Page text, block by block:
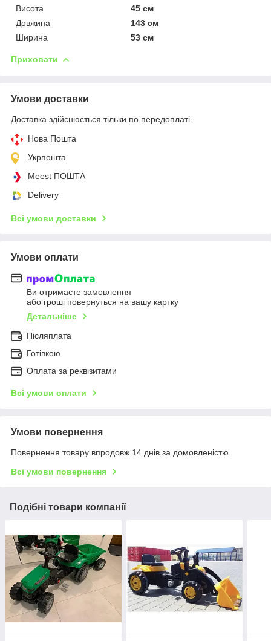
Висота
45 см
Довжина
143 см
Ширина
53 см
Приховати
Умови доставки
Доставка здійснюється тільки по передоплаті.
Нова Пошта
Укрпошта
Meest ПОШТА
Delivery
Всі умови доставки
Умови оплати
Ви отримаєте замовлення
або гроші повернуться на вашу картку
Детальніше
Післяплата
Готівкою
Оплата за реквізитами
Всі умови оплати
Умови повернення
Повернення товару впродовж 14 днів за домовленістю
Всі умови повернення
Подібні товари компанії